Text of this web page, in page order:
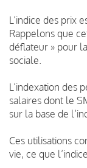
L’indice des prix
Rappelons que
déflateur » pour
sociale.
L’indexation des
salaires dont le
sur la base de
Ces utilisations
vie, ce que